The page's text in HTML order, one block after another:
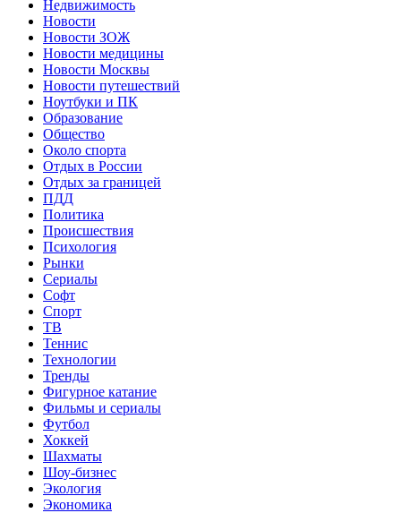
Недвижимость
Новости
Новости ЗОЖ
Новости медицины
Новости Москвы
Новости путешествий
Ноутбуки и ПК
Образование
Общество
Около спорта
Отдых в России
Отдых за границей
ПДД
Политика
Происшествия
Психология
Рынки
Сериалы
Софт
Спорт
ТВ
Теннис
Технологии
Тренды
Фигурное катание
Фильмы и сериалы
Футбол
Хоккей
Шахматы
Шоу-бизнес
Экология
Экономика